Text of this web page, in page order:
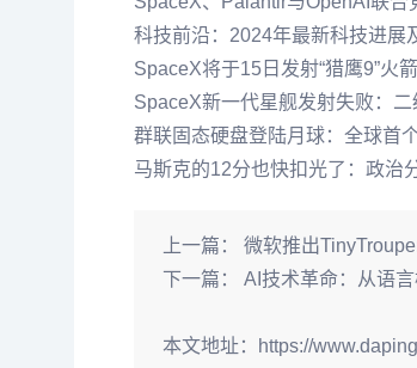
科技前沿：2024年最新科技进展
SpaceX将于15日发射“猎鹰9”火
SpaceX新一代星舰发射失败：
群联固态硬盘登陆月球：全球首
马斯克的12分也快扣光了：政治
上一篇： 微软推出
下一篇： AI技术革命：从语
本文地址：
https://